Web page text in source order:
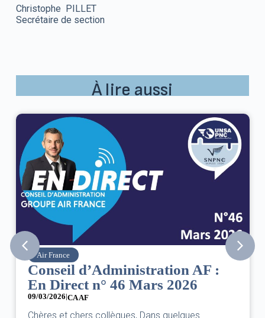
Christophe PILLET
Secrétaire de section
À lire aussi
Air France
Conseil d’Administration AF :
En Direct n° 46 Mars 2026
09/03/2026|CA AF
Chères et chers collègues, Dans quelques